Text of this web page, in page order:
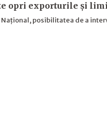
opri exporturile și
Național, posibilitatea de a